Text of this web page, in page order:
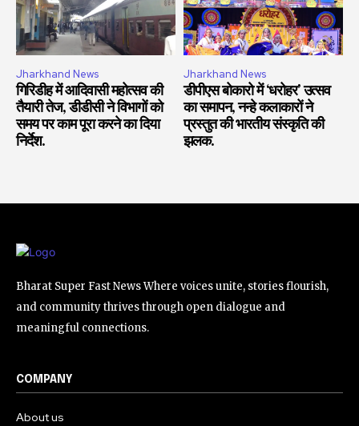
Jharkhand News
गिरिडीह में आदिवासी महोत्सव की
तैयारी तेज, डीडीसी ने विभागों को
समय पर काम पूरा करने का दिया
निर्देश.
Jharkhand News
डीपीएस बोकारो में ‘धरोहर’ उत्सव
का समापन, नन्हे कलाकारों ने
प्रस्तुत की भारतीय संस्कृति की
झलक.
Bharat Super Fast News Where voices unite, stories flourish,
and community thrives through open dialogue and
meaningful connections.
COMPANY
About us